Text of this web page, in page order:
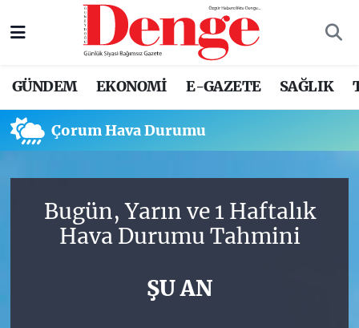
GÜNDEM EKONOMİ E-GAZETE SAĞLIK
Çorum Hava Durumu
Bugün, Yarın ve 1 Haftalık
Hava Durumu Tahmini
ŞU AN
Nöbetçi Eczaneler
Trafik Durumu
Süper Lig Puan Durumu ve Fikstür
Tüm Manşetler